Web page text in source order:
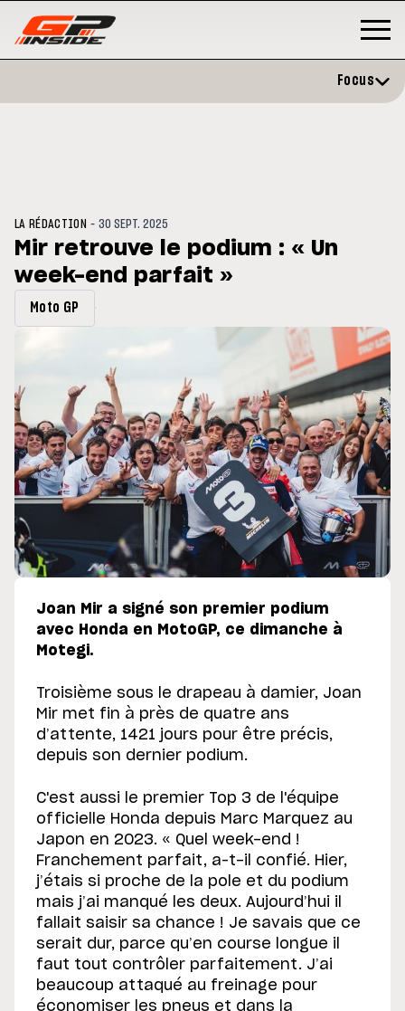
du GP de Grande-
MOTO GP
Focus
LA RÉDACTION -30 SEPT. 2025
Mir retrouve le podium : « Un
week-end parfait »
Moto GP
Joan Mir a signé son premier podium
avec Honda en MotoGP, ce dimanche à
Motegi.
Troisième sous le drapeau à damier, Joan
Mir met fin à près de quatre ans
d’attente, 1421 jours pour être précis,
depuis son dernier podium.
C'est aussi le premier Top 3 de l'équipe
officielle Honda depuis Marc Marquez au
Japon en 2023. « Quel week-end !
Franchement parfait, a–t-il confié. Hier,
j’étais si proche de la pole et du podium
mais j’ai manqué les deux. Aujourd’hui il
fallait saisir sa chance ! Je savais que ce
serait dur, parce qu’en course longue il
faut tout contrôler parfaitement. J’ai
beaucoup attaqué au freinage pour
économiser les pneus et dans la